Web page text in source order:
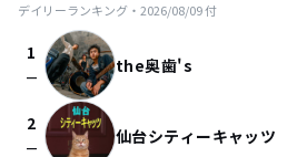
デイリーランキング・ 2026/08/09付
1
check_indeterminate_small the奥歯's
2
check_indeterminate_small 仙台シティーキャッツ